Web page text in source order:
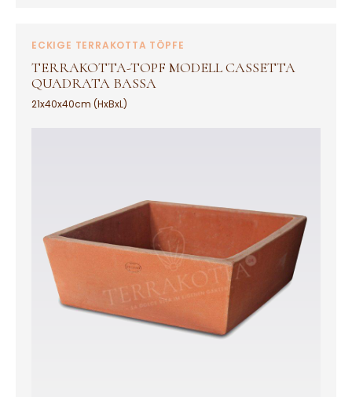
ECKIGE TERRAKOTTA TÖPFE
TERRAKOTTA-TOPF MODELL CASSETTA
QUADRATA BASSA
21x40x40cm (HxBxL)